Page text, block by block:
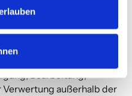
erstellten Inhalte und
Bearbeitung,
außerhalb der